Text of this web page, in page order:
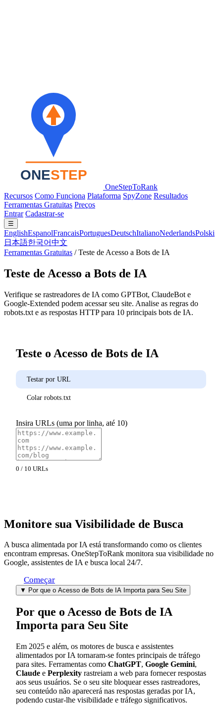
OneStepToRank
Recursos Como Funciona Plataforma SpyZone Resultados
Ferramentas Gratuitas Preços
Entrar Cadastrar-se
☰
EnglishEspanolFrancaisPortuguesDeutschItalianoNederlandsPolski
日本語한국어中文
Ferramentas Gratuitas / Teste de Acesso a Bots de IA
Teste de Acesso a Bots de IA
Verifique se rastreadores de IA como GPTBot, ClaudeBot e
Google-Extended podem acessar seu site. Analise as regras do
robots.txt e as respostas HTTP para 10 principais bots de IA.
Teste o Acesso de Bots de IA
Testar por URL
Colar robots.txt
Insira URLs (uma por linha, até 10)
0 / 10 URLs
Monitore sua Visibilidade de Busca
A busca alimentada por IA está transformando como os clientes
encontram empresas. OneStepToRank monitora sua visibilidade no
Google, assistentes de IA e busca local 24/7.
Começar
▼ Por que o Acesso de Bots de IA Importa para Seu Site
Por que o Acesso de Bots de IA
Importa para Seu Site
Em 2025 e além, os motores de busca e assistentes
alimentados por IA tornaram-se fontes principais de tráfego
para sites. Ferramentas como ChatGPT, Google Gemini,
Claude e Perplexity rastreiam a web para fornecer respostas
aos seus usuários. Se o seu site bloquear esses rastreadores,
seu conteúdo não aparecerá nas respostas geradas por IA,
podendo custar-lhe visibilidade e tráfego significativos.